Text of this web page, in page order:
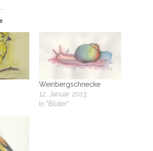
Weinbergschnecke
12. Januar 2013
In "Bilder"